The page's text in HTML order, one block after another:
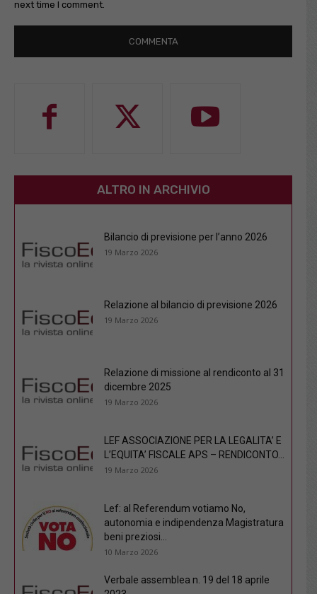
next time I comment.
ALTRO IN ARCHIVIO
Bilancio di previsione per l’anno 2026
19 Marzo 2026
Relazione al bilancio di previsione 2026
19 Marzo 2026
Relazione di missione al rendiconto al 31
dicembre 2025
19 Marzo 2026
LEF ASSOCIAZIONE PER LA LEGALITA’ E
L’EQUITA’ FISCALE APS – RENDICONTO...
19 Marzo 2026
Lef: al Referendum votiamo No,
autonomia e indipendenza Magistratura
beni preziosi...
10 Marzo 2026
Verbale assemblea n. 19 del 18 aprile